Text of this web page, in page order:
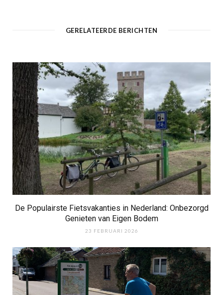
GERELATEERDE BERICHTEN
De Populairste Fietsvakanties in Nederland: Onbezorgd
Genieten van Eigen Bodem
23 FEBRUARI 2026